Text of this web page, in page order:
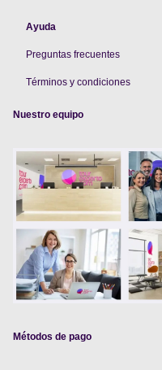
Ayuda
Preguntas frecuentes
Términos y condiciones
Nuestro equipo
Métodos de pago